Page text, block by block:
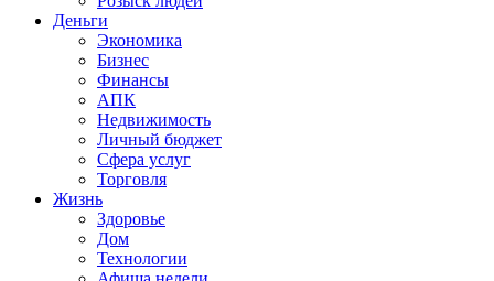
Деньги
Экономика
Бизнес
Финансы
АПК
Недвижимость
Личный бюджет
Сфера услуг
Торговля
Жизнь
Здоровье
Дом
Технологии